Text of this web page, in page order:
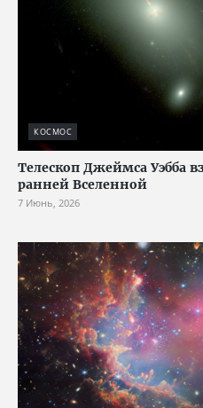
КОСМОС
Телескоп Джеймса Уэбба
ранней Вселенной
7 Июнь, 2026